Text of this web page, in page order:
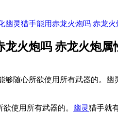
幽灵猎手能用赤龙火炮吗 赤龙火
火炮吗 赤龙火炮属
够随心所欲使用所有武器的。
使用所有武器的。 幽灵猎手就